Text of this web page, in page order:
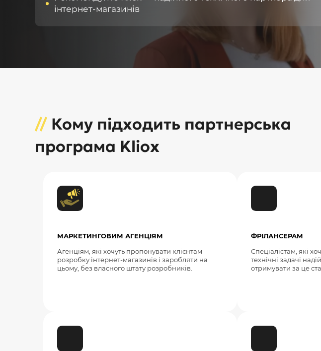
інтернет-магазинів
// Кому підходить партнерська
програма Kliox
МАРКЕТИНГОВИМ АГЕНЦІЯМ
Агенціям, які хочуть пропонувати клієнтам
розробку інтернет-магазинів і заробляти на
цьому, без власного штату розробників.
ФРІЛАНСЕРАМ
Спеціалістам, які
технічні задачі
отримувати за це